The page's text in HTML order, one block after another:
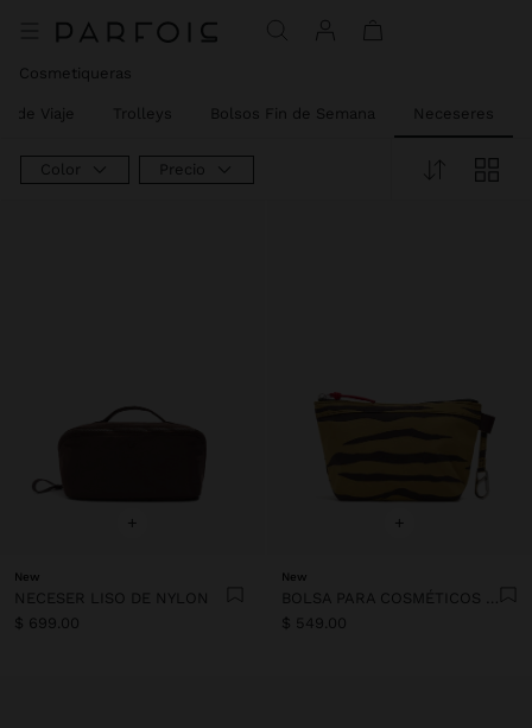
Cosmetiqueras
de Viaje Trolleys Bolsos Fin de Semana Neceseres
Color Precio
+
New
NECESER LISO DE NYLON
$ 699.00
+
New
BOLSA PARA COSMÉTICOS DE NYLON ESTAMPADO ANIMAL
$ 549.00